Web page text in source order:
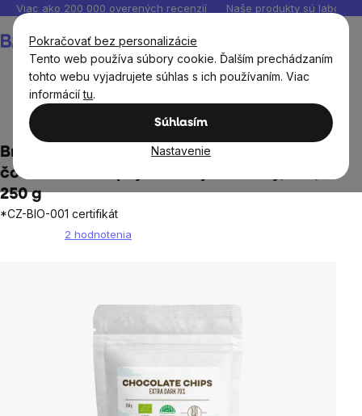
Pokračovať bez personalizácie
Tento web používa súbory cookie. Ďalším prechádzaním
tohto webu vyjadrujete súhlas s ich používaním. Viac
informáciítu.
Súhlasím
Nastavenie
Prejsť
obsah
Viac ako 200 000 overených recenzií Naše produkty sú
košík
Sladké snacky a slané krekry
BrainMax Pure® Dark Chocolate 70% Chips,
čokoládové chipsy z horkej čokolády, BIO,
250 g
*CZ-BIO-001 certifikát
2 hodnotenia